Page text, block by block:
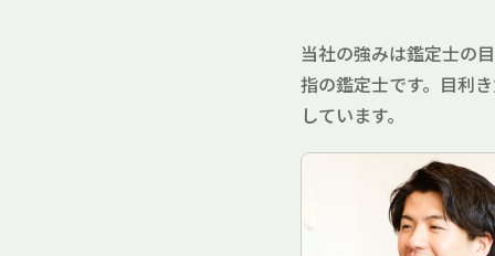
当社の強みは鑑定士の
指の鑑定士です。目利
しています。